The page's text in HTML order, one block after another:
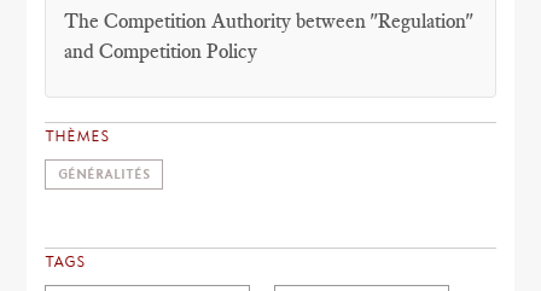
The Competition Authority between "Regulation"
and Competition Policy
THÈMES
GÉNÉRALITÉS
TAGS